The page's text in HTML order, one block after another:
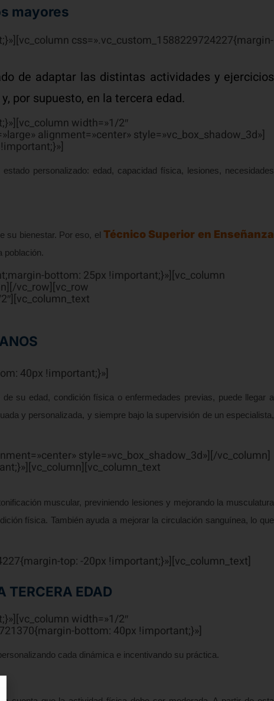
mayores
css=».vc_custom_1588229724227{margin-
de adaptar las distintas actividades y ejercicios
por supuesto, en la tercera edad.
width=»1/2″
alignment=»center» style=»vc_box_shadow_3d»]
personalizado: edad, capacidad física, lesiones, necesidades
su bienestar. Por eso, el Técnico Superior en Enseñanza
población.
bottom: 25px !important;}»][vc_column
vc_row][vc_row
40px !important;}»]
su edad, condición física o enfermedades previas, puede llegar a
y personalizada, y siempre bajo la supervisión de un especialista,
style=»vc_box_shadow_3d»][/vc_column]
muscular, previniendo lesiones y mejorando la musculatura
física. También ayuda a mejorar la circulación sanguínea, lo que
top: -20px !important;}»][vc_column_text]
TERCERA EDAD
width=»1/2″
bottom: 40px !important;}»]
cada dinámica e incentivando su práctica.